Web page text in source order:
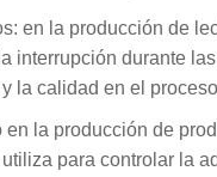
en la producción de
interrupción durante
la calidad en el
la producción de
para controlar la